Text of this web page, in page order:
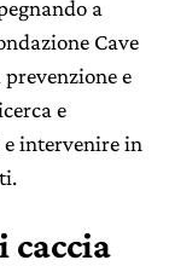
a
Cave
e
e
e intervenire in
caccia